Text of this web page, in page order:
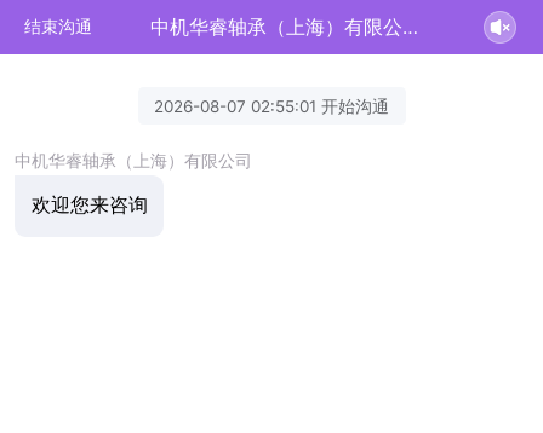
结束沟通 中机华睿轴承（上海）有限公司正在为您服务
2026-08-07 02:55:01 开始沟通
中机华睿轴承（上海）有限公司
欢迎您来咨询